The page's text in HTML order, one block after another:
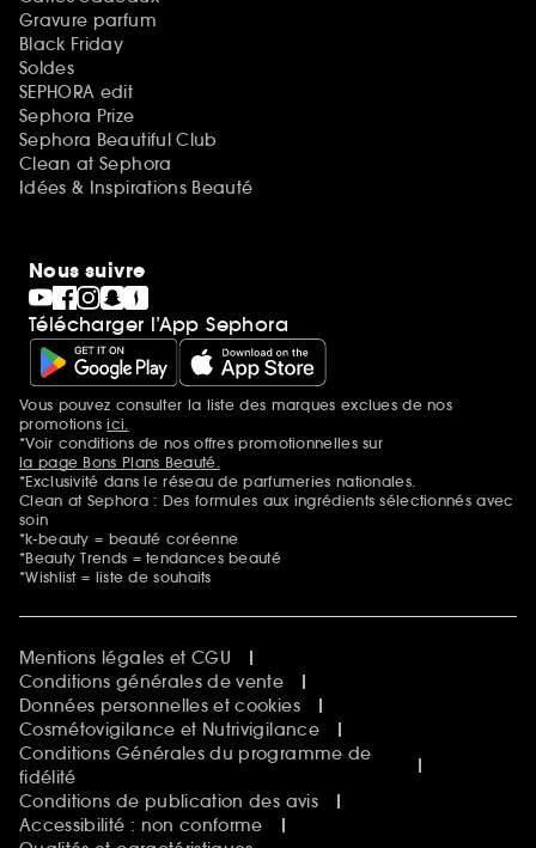
Gravure parfum
Black Friday
Soldes
SEPHORA edit
Sephora Prize
Sephora Beautiful Club
Clean at Sephora
Idées & Inspirations Beauté
Nous suivre
Télécharger l’App Sephora
Mentions additionnelles
Vous pouvez consulter la liste des marques exclues de nos
promotionsici.
*Voir conditions de nos offres promotionnelles sur
la page Bons Plans Beauté.
*Exclusivité dans le réseau de parfumeries nationales.
Clean at Sephora : Des formules aux ingrédients sélectionnés avec
soin
*k-beauty = beauté coréenne
*Beauty Trends = tendances beauté
*Wishlist = liste de souhaits
Mentions légales et CGU
Conditions générales de vente
Données personnelles et cookies
Cosmétovigilance et Nutrivigilance
Conditions Générales du programme de
fidélité
Conditions de publication des avis
Accessibilité : non conforme